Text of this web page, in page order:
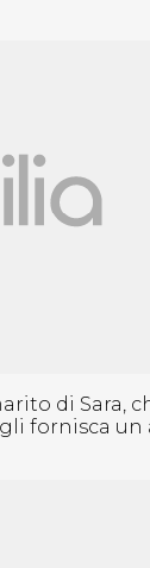
di Sara,
fornisca